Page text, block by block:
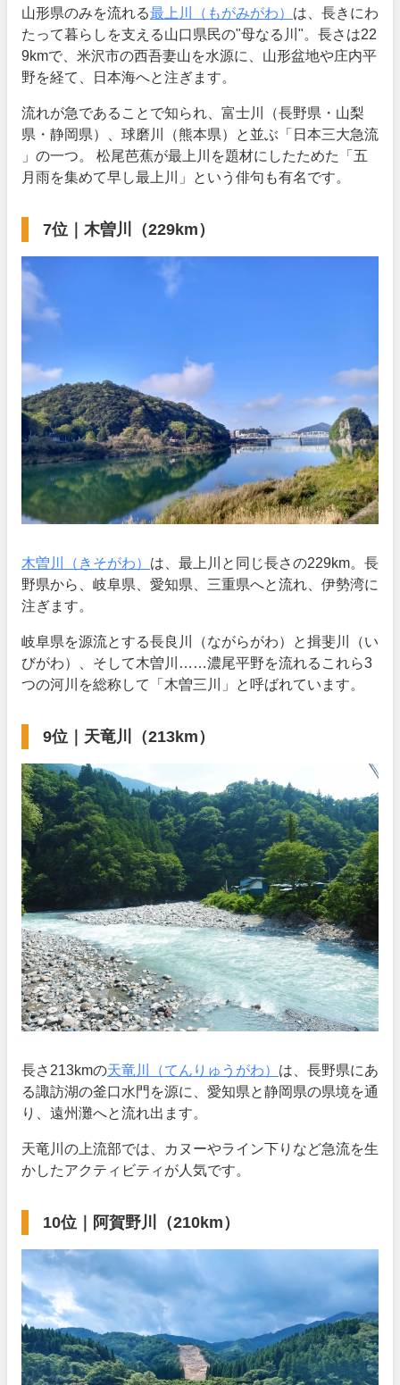
山形県のみを流れる最上川（もがみがわ） は、長きにわ
たって暮らしを支える山口県民の"母なる川"。長さは22
9kmで、米沢市の西吾妻山を水源に、山形盆地や庄内平
野を経て、日本海へと注ぎます。
流れが急であることで知られ、富士川（長野県・山梨
県・静岡県）、球磨川（熊本県）と並ぶ「日本三大急流
」の一つ。 松尾芭蕉が最上川を題材にしたためた「五
月雨を集めて早し最上川」という俳句も有名です。
7位｜木曽川（229km）
木曽川（きそがわ） は、最上川と同じ長さの229km。長
野県から、岐阜県、愛知県、三重県へと流れ、伊勢湾に
注ぎます。
岐阜県を源流とする長良川（ながらがわ）と揖斐川（い
びがわ）、そして木曽川……濃尾平野を流れるこれら3
つの河川を総称して「木曽三川」と呼ばれています。
9位｜天竜川（213km）
長さ213kmの天竜川（てんりゅうがわ） は、長野県にあ
る諏訪湖の釜口水門を源に、愛知県と静岡県の県境を通
り、遠州灘へと流れ出ます。
天竜川の上流部では、カヌーやライン下りなど急流を生
かしたアクティビティが人気です。
10位｜阿賀野川（210km）